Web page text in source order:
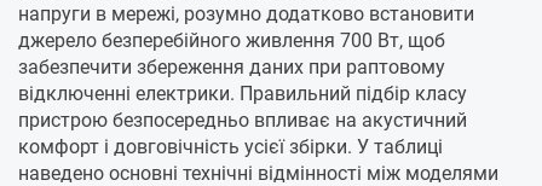
напруги в мережі, розумно додатково встановити
джерело безперебійного живлення 700 Вт, щоб
забезпечити збереження даних при раптовому
відключенні електрики. Правильний підбір класу
пристрою безпосередньо впливає на акустичний
комфорт і довговічність усієї збірки. У таблиці
наведено основні технічні відмінності між моделями